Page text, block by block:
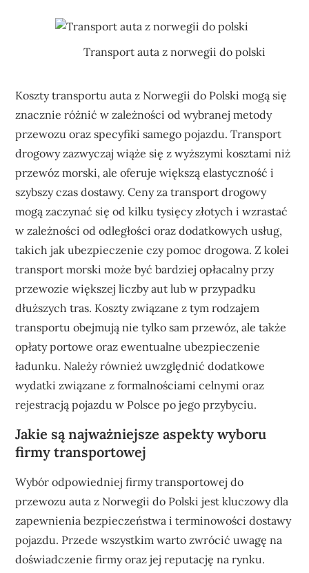
Transport auta z norwegii do polski
Koszty transportu auta z Norwegii do Polski mogą się
znacznie różnić w zależności od wybranej metody
przewozu oraz specyfiki samego pojazdu. Transport
drogowy zazwyczaj wiąże się z wyższymi kosztami niż
przewóz morski, ale oferuje większą elastyczność i
szybszy czas dostawy. Ceny za transport drogowy
mogą zaczynać się od kilku tysięcy złotych i wzrastać
w zależności od odległości oraz dodatkowych usług,
takich jak ubezpieczenie czy pomoc drogowa. Z kolei
transport morski może być bardziej opłacalny przy
przewozie większej liczby aut lub w przypadku
dłuższych tras. Koszty związane z tym rodzajem
transportu obejmują nie tylko sam przewóz, ale także
opłaty portowe oraz ewentualne ubezpieczenie
ładunku. Należy również uwzględnić dodatkowe
wydatki związane z formalnościami celnymi oraz
rejestracją pojazdu w Polsce po jego przybyciu.
Jakie są najważniejsze aspekty wyboru
firmy transportowej
Wybór odpowiedniej firmy transportowej do
przewozu auta z Norwegii do Polski jest kluczowy dla
zapewnienia bezpieczeństwa i terminowości dostawy
pojazdu. Przede wszystkim warto zwrócić uwagę na
doświadczenie firmy oraz jej reputację na rynku.